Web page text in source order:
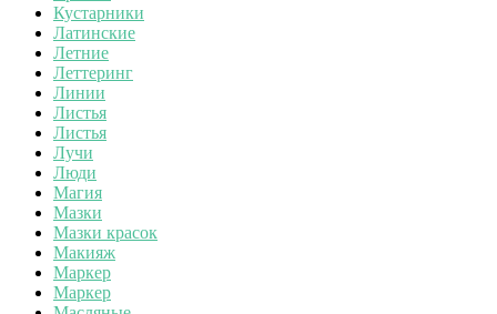
Кустарники
Латинские
Летние
Леттеринг
Линии
Листья
Листья
Лучи
Люди
Магия
Мазки
Мазки красок
Макияж
Маркер
Маркер